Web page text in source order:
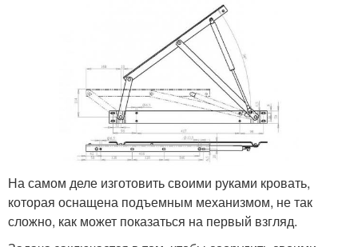
На самом деле изготовить своими руками кровать,
которая оснащена подъемным механизмом, не так
сложно, как может показаться на первый взгляд.